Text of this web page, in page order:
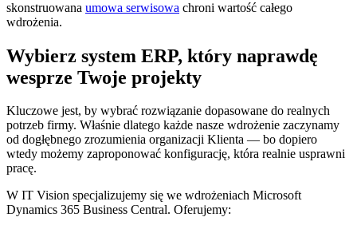
skonstruowana umowa serwisowa chroni wartość całego
wdrożenia.
Wybierz system ERP, który naprawdę
wesprze Twoje projekty
Kluczowe jest, by wybrać rozwiązanie dopasowane do realnych
potrzeb firmy. Właśnie dlatego każde nasze wdrożenie zaczynamy
od dogłębnego zrozumienia organizacji Klienta — bo dopiero
wtedy możemy zaproponować konfigurację, która realnie usprawni
pracę.
W IT Vision specjalizujemy się we wdrożeniach Microsoft
Dynamics 365 Business Central. Oferujemy: